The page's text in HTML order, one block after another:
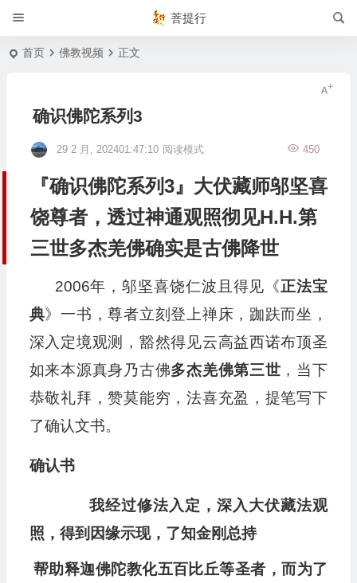
菩提行
首页 佛教视频 正文
确识佛陀系列3
29 2 月, 202401:47:10 450
阅读模式
『确识佛陀系列3』大伏藏师邬坚喜
饶尊者，透过神通观照彻见H.H.第
三世多杰羌佛确实是古佛降世
2006年，邬坚喜饶仁波且得见《正法宝
典》一书，尊者立刻登上禅床，跏趺而坐，
深入定境观测，豁然得见云高益西诺布顶圣
如来本源真身乃古佛多杰羌佛第三世 ，当下
恭敬礼拜，赞莫能穷，法喜充盈，提笔写下
了确认文书。
确认书
我经过修法入定，深入大伏藏法观
照，得到因缘示现，了知金刚总持
帮助释迦佛陀教化五百比丘等圣者，而为了